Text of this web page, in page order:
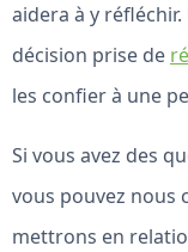
aidera à y
décision prise de
les confier à une
Si vous avez des
vous pouvez nous
mettrons en